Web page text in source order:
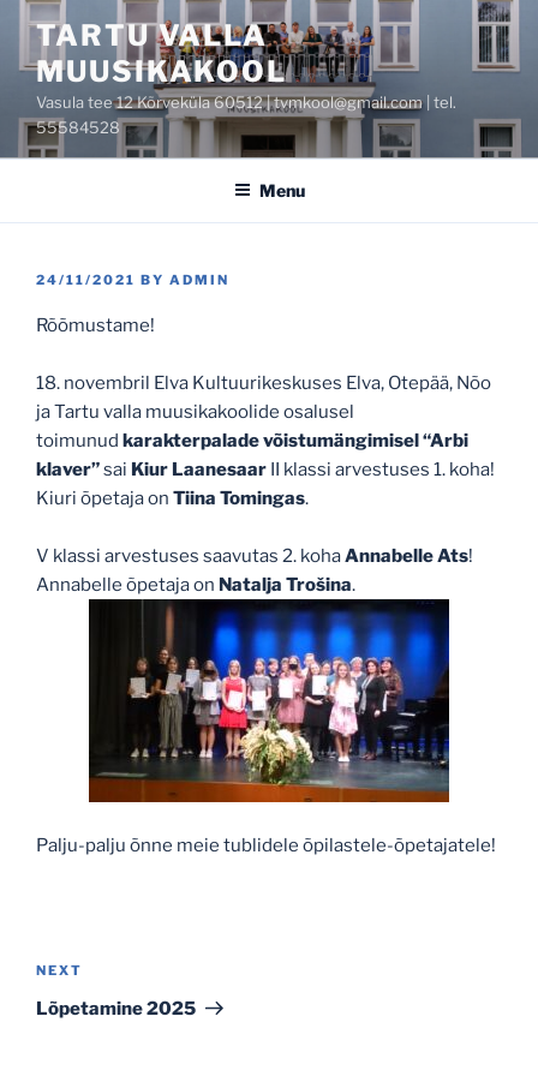
Skip
content
TARTU VALLA
MUUSIKAKOOL
Vasula tee 12 Kõrveküla 60512 | tvmkool@gmail.com | tel.
55584528
Menu
POSTED
24/11/2021 BY ADMIN
Rõõmustame!
18. novembril Elva Kultuurikeskuses Elva, Otepää, Nõo
ja Tartu valla muusikakoolide osalusel
toimunud karakterpalade võistumängimisel “Arbi
klaver”sai Kiur Laanesaar II klassi arvestuses 1. koha!
Kiuri õpetaja on Tiina Tomingas.
V klassi arvestuses saavutas 2. kohaAnnabelle Ats!
Annabelle õpetaja on Natalja Trošina.
Palju-palju õnne meie tublidele õpilastele-õpetajatele!
Next
Post
NEXT
Lõpetamine 2025